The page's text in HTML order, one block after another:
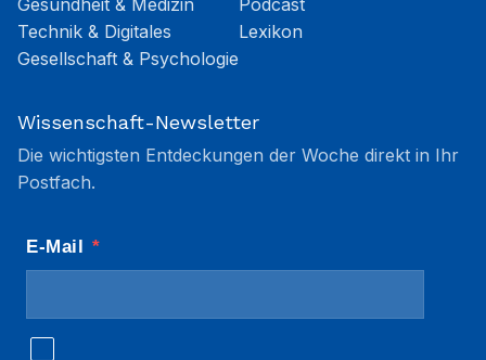
Gesundheit & Medizin
Technik & Digitales
Gesellschaft & Psychologie
Podcast
Lexikon
Wissenschaft-Newsletter
Die wichtigsten Entdeckungen der Woche direkt in Ihr
Postfach.